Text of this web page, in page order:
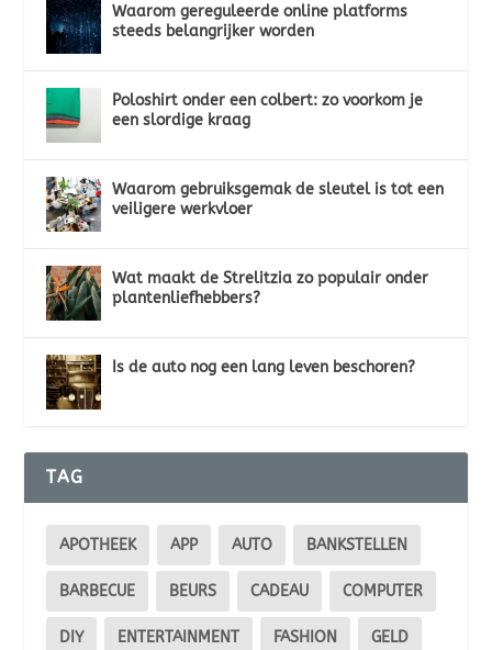
Waarom gereguleerde online platforms
steeds belangrijker worden
Poloshirt onder een colbert: zo voorkom je
een slordige kraag
Waarom gebruiksgemak de sleutel is tot een
veiligere werkvloer
Wat maakt de Strelitzia zo populair onder
plantenliefhebbers?
Is de auto nog een lang leven beschoren?
TAG
APOTHEEK APP AUTO BANKSTELLEN
BARBECUE BEURS CADEAU COMPUTER
DIY ENTERTAINMENT FASHION GELD